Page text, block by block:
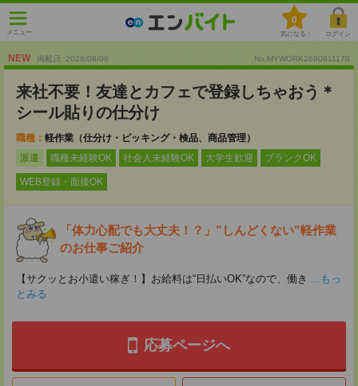
メニュー
0
気になる！ ログイン
NEW 掲載日 :2026/08/06 No.MYWORK2690811170
来社不要！友達とカフェで登録しちゃおう＊
シール貼りの仕分け
職種： 軽作業（仕分け・ピッキング・検品、商品管理）
派遣
職種未経験OK 社会人未経験OK 大学生歓迎 ブランクOK
WEB登録・面接OK
「体力心配でも大丈夫！？」”しんどくない”軽作業
のお仕事ご紹介
【サクッとお小遣い稼ぎ！】お給料は“日払いOK”なので、働き ...もっ
とみる
応募ページへ